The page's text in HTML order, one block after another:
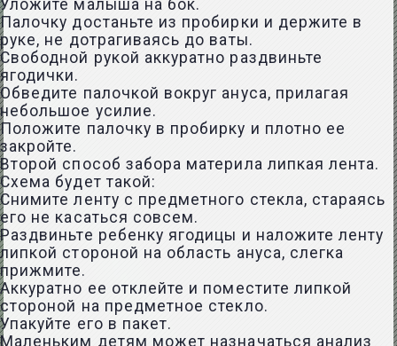
Уложите малыша на бок.
Палочку достаньте из пробирки и держите в
руке, не дотрагиваясь до ваты.
Свободной рукой аккуратно раздвиньте
ягодички.
Обведите палочкой вокруг ануса, прилагая
небольшое усилие.
Положите палочку в пробирку и плотно ее
закройте.
Второй способ забора материла липкая лента.
Схема будет такой:
Снимите ленту с предметного стекла, стараясь
его не касаться совсем.
Раздвиньте ребенку ягодицы и наложите ленту
липкой стороной на область ануса, слегка
прижмите.
Аккуратно ее отклейте и поместите липкой
стороной на предметное стекло.
Упакуйте его в пакет.
Маленьким детям может назначаться анализ